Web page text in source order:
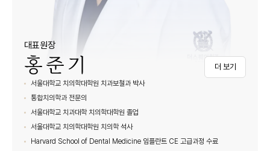
대표원장
홍준기 더 보기
서울대학교 치의학대학원 치과보철과 박사
통합치의학과 전문의
서울대학교 치과대학 치의학대학원 졸업
서울대학교 치의학대학원 치의학 석사
Harvard School of Dental Medicine 임플란트 CE 고급과정 수료